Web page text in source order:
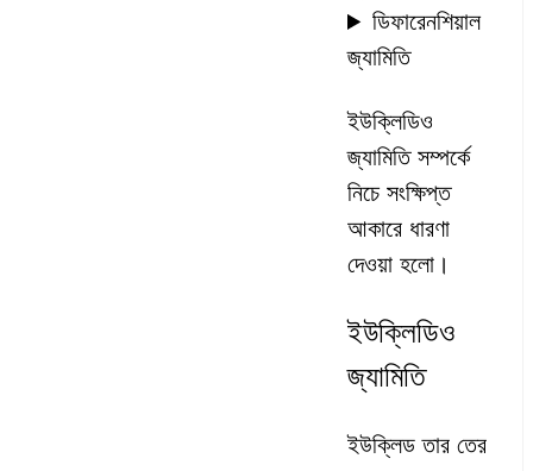
ডিফারেনশিয়াল
জ্যামিতি
ইউক্লিডিও
জ্যামিতি সম্পর্কে
নিচে সংক্ষিপ্ত
আকারে ধারণা
দেওয়া হলো।
ইউক্লিডিও
জ্যামিতি
ইউক্লিড তার তের